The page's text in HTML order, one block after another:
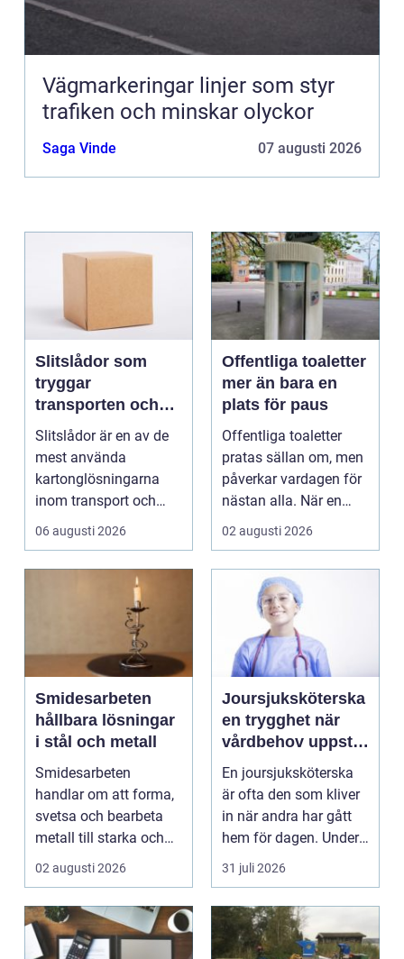
Vägmarkeringar linjer som styr
trafiken och minskar olyckor
Saga Vinde 07 augusti 2026
Slitslådor som
tryggar
transporten och
stärker varumärket
Slitslådor är en av de
mest använda
kartonglösningarna
inom transport och
logis...
06 augusti 2026
Offentliga toaletter
mer än bara en
plats för paus
Offentliga toaletter
pratas sällan om, men
påverkar vardagen för
nästan alla. När en
stad, park elle...
02 augusti 2026
Smidesarbeten
hållbara lösningar
i stål och metall
Smidesarbeten
handlar om att forma,
svetsa och bearbeta
metall till starka och
hållbara konstruktion...
02 augusti 2026
Joursjuksköterska
en trygghet när
vårdbehov uppstår
dygnet runt
En joursjuksköterska
är ofta den som kliver
in när andra har gått
hem för dagen. Under
sena kvällar,...
31 juli 2026